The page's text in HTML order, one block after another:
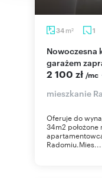
34 m2 1
Nowoczesna kawalerka 34 m² z tarasem i
garażem
2 100 zł /mc
mieszkanie
Oferuje do
34m2
Radomiu.Mies...